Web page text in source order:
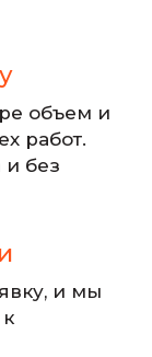
объем и
работ.
и без
и мы